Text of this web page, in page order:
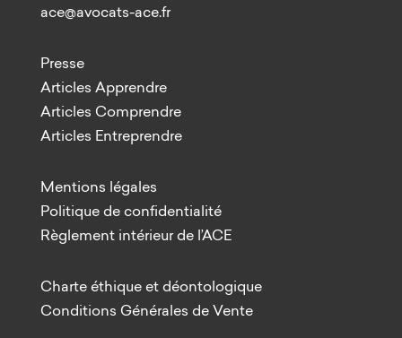
ace@avocats-ace.fr
Presse
Articles Apprendre
Articles Comprendre
Articles Entreprendre
Mentions légales
Politique de confidentialité
Règlement intérieur de l’ACE
Charte éthique et déontologique
Conditions Générales de Vente